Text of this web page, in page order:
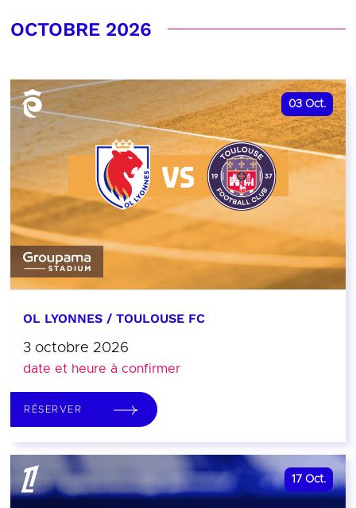
OCTOBRE 2026
03 Oct.
OL LYONNES / TOULOUSE FC
3 octobre 2026
date et heure à confirmer
RÉSERVER
17 Oct.